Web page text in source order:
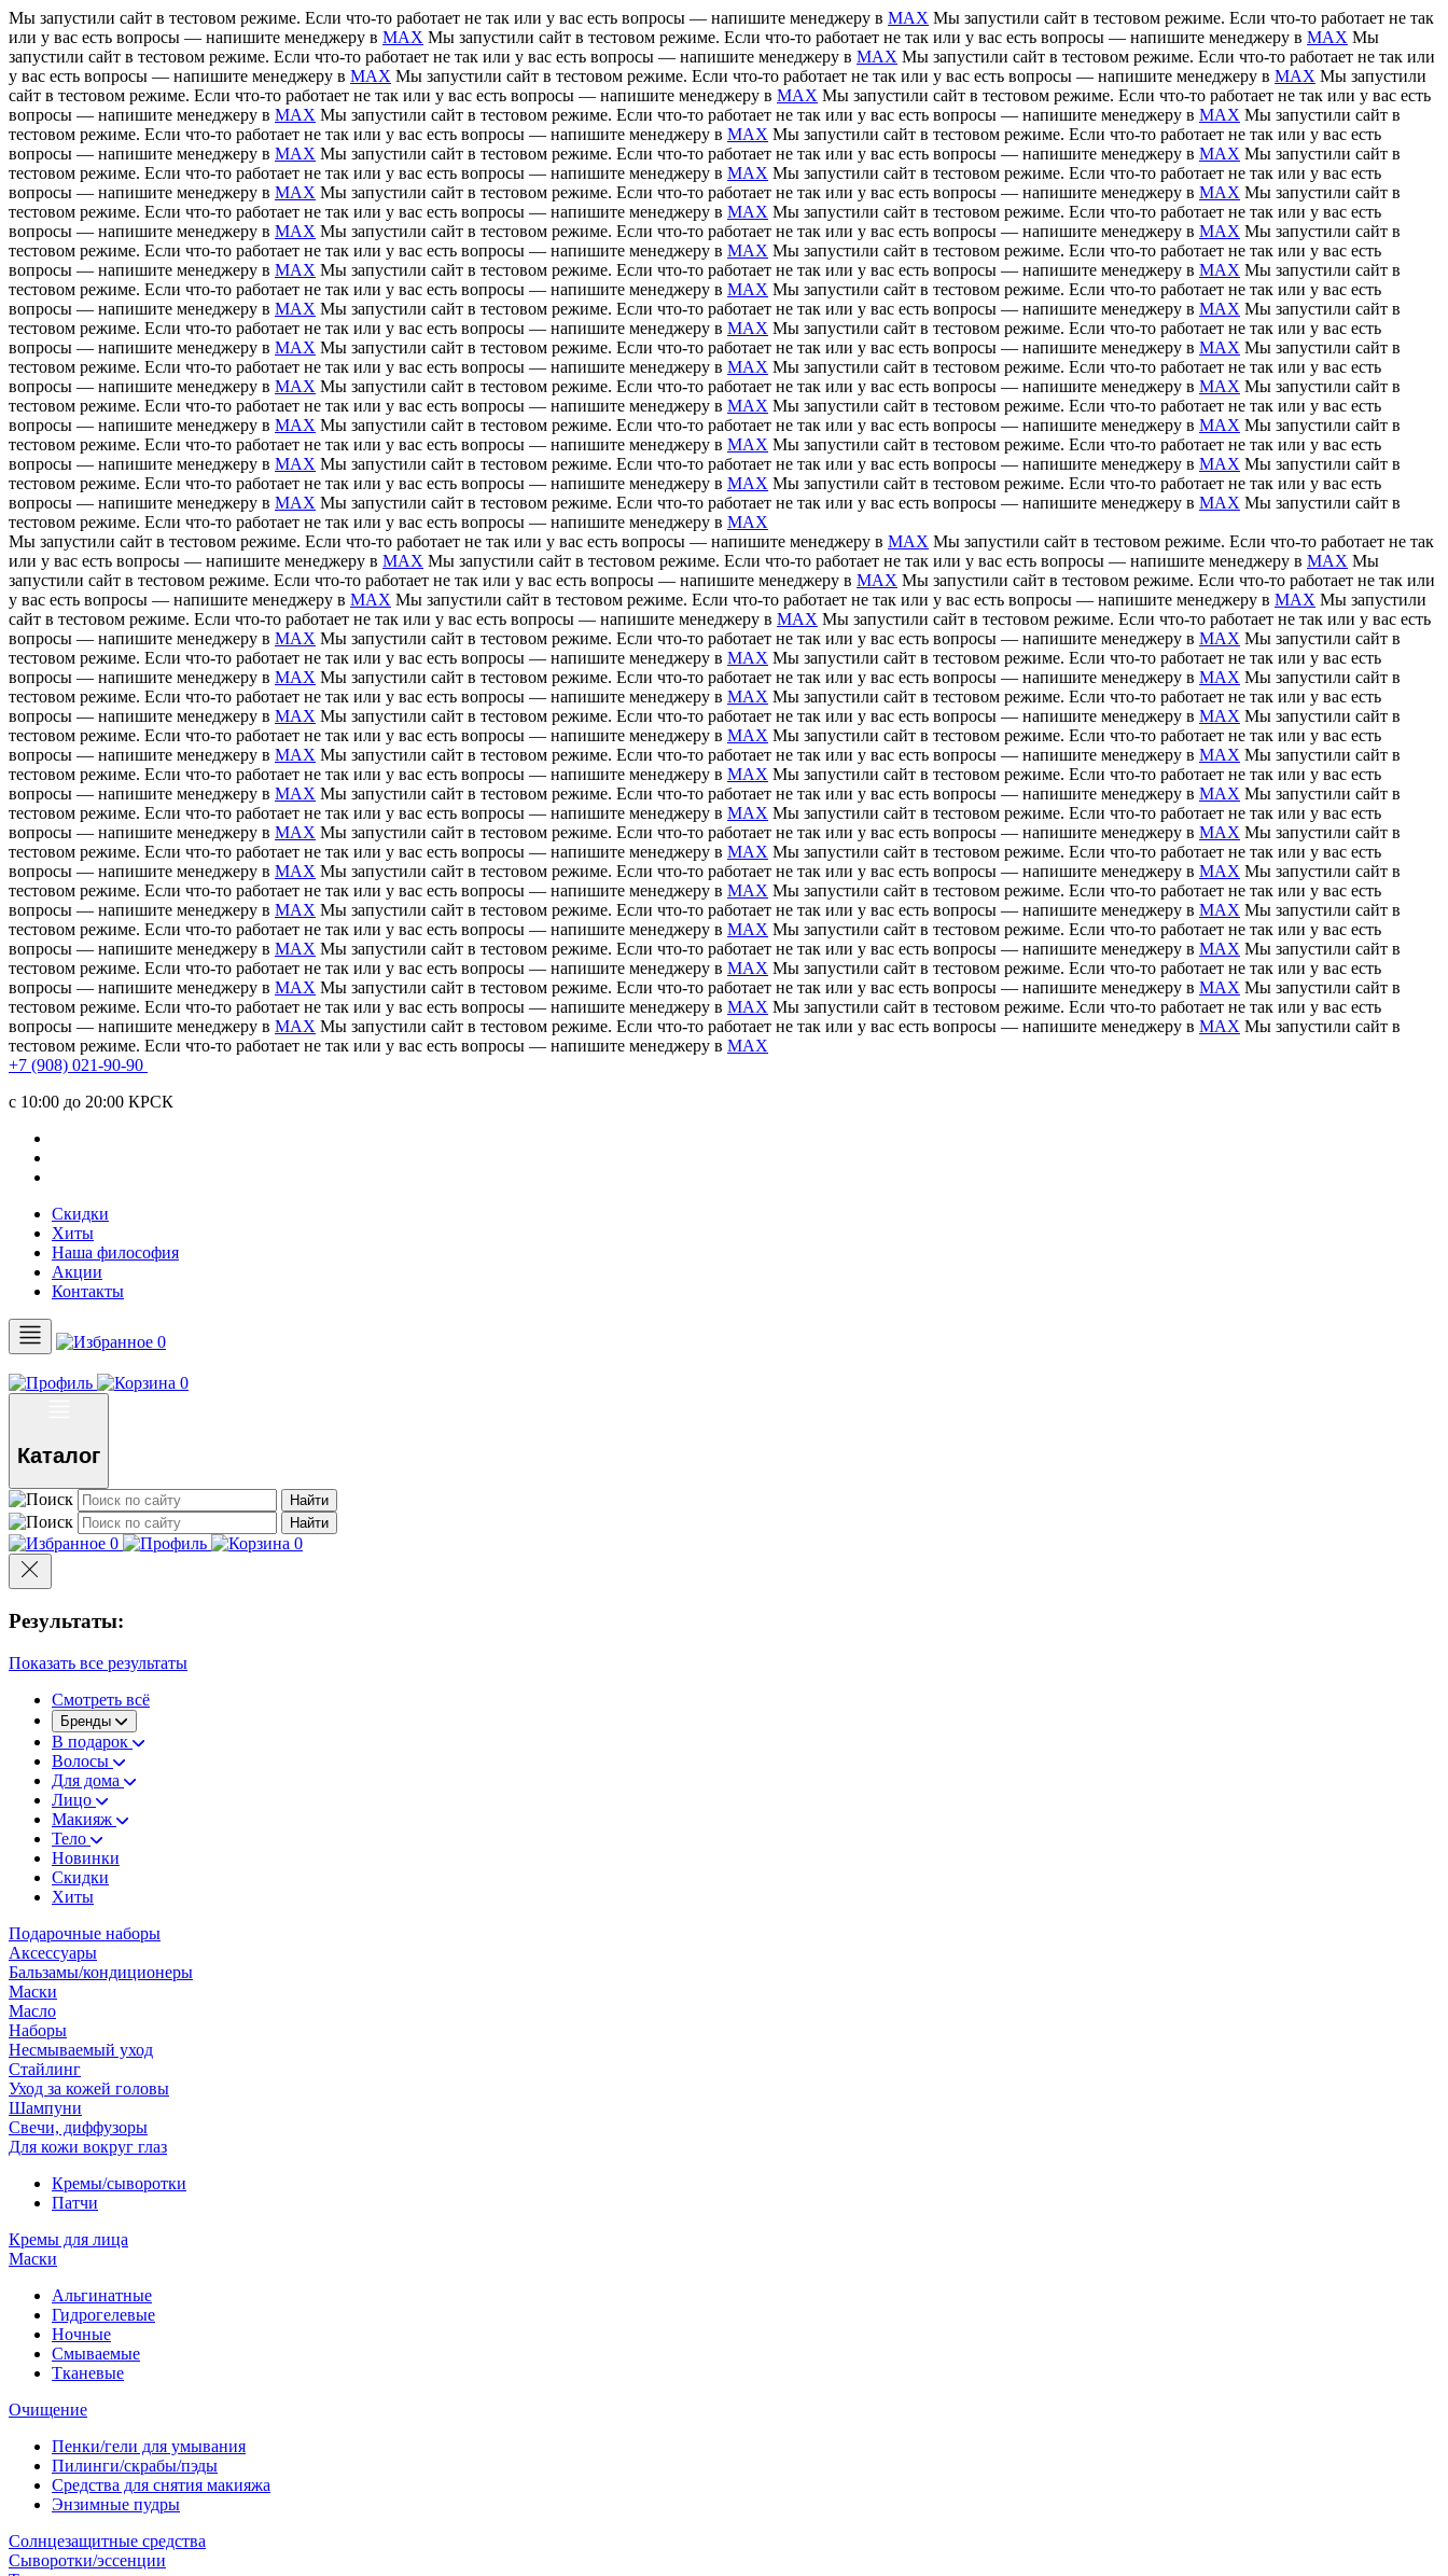
Мы запустили сайт в тестовом режиме. Если что-то работает не так или у вас есть вопросы — напишите менеджеру в MAX Мы запустили сайт в тестовом режиме. Если что-то работает не так
или у вас есть вопросы — напишите менеджеру в MAX Мы запустили сайт в тестовом режиме. Если что-то работает не так или у вас есть вопросы — напишите менеджеру в MAX Мы
запустили сайт в тестовом режиме. Если что-то работает не так или у вас есть вопросы — напишите менеджеру в MAX Мы запустили сайт в тестовом режиме. Если что-то работает не так или
у вас есть вопросы — напишите менеджеру в MAX Мы запустили сайт в тестовом режиме. Если что-то работает не так или у вас есть вопросы — напишите менеджеру в MAX Мы запустили
сайт в тестовом режиме. Если что-то работает не так или у вас есть вопросы — напишите менеджеру в MAX Мы запустили сайт в тестовом режиме. Если что-то работает не так или у вас есть
вопросы — напишите менеджеру в MAX Мы запустили сайт в тестовом режиме. Если что-то работает не так или у вас есть вопросы — напишите менеджеру в MAX Мы запустили сайт в
тестовом режиме. Если что-то работает не так или у вас есть вопросы — напишите менеджеру в MAX Мы запустили сайт в тестовом режиме. Если что-то работает не так или у вас есть
вопросы — напишите менеджеру в MAX Мы запустили сайт в тестовом режиме. Если что-то работает не так или у вас есть вопросы — напишите менеджеру в MAX Мы запустили сайт в
тестовом режиме. Если что-то работает не так или у вас есть вопросы — напишите менеджеру в MAX Мы запустили сайт в тестовом режиме. Если что-то работает не так или у вас есть
вопросы — напишите менеджеру в MAX Мы запустили сайт в тестовом режиме. Если что-то работает не так или у вас есть вопросы — напишите менеджеру в MAX Мы запустили сайт в
тестовом режиме. Если что-то работает не так или у вас есть вопросы — напишите менеджеру в MAX Мы запустили сайт в тестовом режиме. Если что-то работает не так или у вас есть
вопросы — напишите менеджеру в MAX Мы запустили сайт в тестовом режиме. Если что-то работает не так или у вас есть вопросы — напишите менеджеру в MAX Мы запустили сайт в
тестовом режиме. Если что-то работает не так или у вас есть вопросы — напишите менеджеру в MAX Мы запустили сайт в тестовом режиме. Если что-то работает не так или у вас есть
вопросы — напишите менеджеру в MAX Мы запустили сайт в тестовом режиме. Если что-то работает не так или у вас есть вопросы — напишите менеджеру в MAX Мы запустили сайт в
тестовом режиме. Если что-то работает не так или у вас есть вопросы — напишите менеджеру в MAX Мы запустили сайт в тестовом режиме. Если что-то работает не так или у вас есть
вопросы — напишите менеджеру в MAX Мы запустили сайт в тестовом режиме. Если что-то работает не так или у вас есть вопросы — напишите менеджеру в MAX Мы запустили сайт в
тестовом режиме. Если что-то работает не так или у вас есть вопросы — напишите менеджеру в MAX Мы запустили сайт в тестовом режиме. Если что-то работает не так или у вас есть
вопросы — напишите менеджеру в MAX Мы запустили сайт в тестовом режиме. Если что-то работает не так или у вас есть вопросы — напишите менеджеру в MAX Мы запустили сайт в
тестовом режиме. Если что-то работает не так или у вас есть вопросы — напишите менеджеру в MAX Мы запустили сайт в тестовом режиме. Если что-то работает не так или у вас есть
вопросы — напишите менеджеру в MAX Мы запустили сайт в тестовом режиме. Если что-то работает не так или у вас есть вопросы — напишите менеджеру в MAX Мы запустили сайт в
тестовом режиме. Если что-то работает не так или у вас есть вопросы — напишите менеджеру в MAX Мы запустили сайт в тестовом режиме. Если что-то работает не так или у вас есть
вопросы — напишите менеджеру в MAX Мы запустили сайт в тестовом режиме. Если что-то работает не так или у вас есть вопросы — напишите менеджеру в MAX Мы запустили сайт в
тестовом режиме. Если что-то работает не так или у вас есть вопросы — напишите менеджеру в MAX Мы запустили сайт в тестовом режиме. Если что-то работает не так или у вас есть
вопросы — напишите менеджеру в MAX Мы запустили сайт в тестовом режиме. Если что-то работает не так или у вас есть вопросы — напишите менеджеру в MAX Мы запустили сайт в
тестовом режиме. Если что-то работает не так или у вас есть вопросы — напишите менеджеру в MAX Мы запустили сайт в тестовом режиме. Если что-то работает не так или у вас есть
вопросы — напишите менеджеру в MAX Мы запустили сайт в тестовом режиме. Если что-то работает не так или у вас есть вопросы — напишите менеджеру в MAX Мы запустили сайт в
тестовом режиме. Если что-то работает не так или у вас есть вопросы — напишите менеджеру в MAX
Мы запустили сайт в тестовом режиме. Если что-то работает не так или у вас есть вопросы — напишите менеджеру в MAX Мы запустили сайт в тестовом режиме. Если что-то работает не так
или у вас есть вопросы — напишите менеджеру в MAX Мы запустили сайт в тестовом режиме. Если что-то работает не так или у вас есть вопросы — напишите менеджеру в MAX Мы
запустили сайт в тестовом режиме. Если что-то работает не так или у вас есть вопросы — напишите менеджеру в MAX Мы запустили сайт в тестовом режиме. Если что-то работает не так или
у вас есть вопросы — напишите менеджеру в MAX Мы запустили сайт в тестовом режиме. Если что-то работает не так или у вас есть вопросы — напишите менеджеру в MAX Мы запустили
сайт в тестовом режиме. Если что-то работает не так или у вас есть вопросы — напишите менеджеру в MAX Мы запустили сайт в тестовом режиме. Если что-то работает не так или у вас есть
вопросы — напишите менеджеру в MAX Мы запустили сайт в тестовом режиме. Если что-то работает не так или у вас есть вопросы — напишите менеджеру в MAX Мы запустили сайт в
тестовом режиме. Если что-то работает не так или у вас есть вопросы — напишите менеджеру в MAX Мы запустили сайт в тестовом режиме. Если что-то работает не так или у вас есть
вопросы — напишите менеджеру в MAX Мы запустили сайт в тестовом режиме. Если что-то работает не так или у вас есть вопросы — напишите менеджеру в MAX Мы запустили сайт в
тестовом режиме. Если что-то работает не так или у вас есть вопросы — напишите менеджеру в MAX Мы запустили сайт в тестовом режиме. Если что-то работает не так или у вас есть
вопросы — напишите менеджеру в MAX Мы запустили сайт в тестовом режиме. Если что-то работает не так или у вас есть вопросы — напишите менеджеру в MAX Мы запустили сайт в
тестовом режиме. Если что-то работает не так или у вас есть вопросы — напишите менеджеру в MAX Мы запустили сайт в тестовом режиме. Если что-то работает не так или у вас есть
вопросы — напишите менеджеру в MAX Мы запустили сайт в тестовом режиме. Если что-то работает не так или у вас есть вопросы — напишите менеджеру в MAX Мы запустили сайт в
тестовом режиме. Если что-то работает не так или у вас есть вопросы — напишите менеджеру в MAX Мы запустили сайт в тестовом режиме. Если что-то работает не так или у вас есть
вопросы — напишите менеджеру в MAX Мы запустили сайт в тестовом режиме. Если что-то работает не так или у вас есть вопросы — напишите менеджеру в MAX Мы запустили сайт в
тестовом режиме. Если что-то работает не так или у вас есть вопросы — напишите менеджеру в MAX Мы запустили сайт в тестовом режиме. Если что-то работает не так или у вас есть
вопросы — напишите менеджеру в MAX Мы запустили сайт в тестовом режиме. Если что-то работает не так или у вас есть вопросы — напишите менеджеру в MAX Мы запустили сайт в
тестовом режиме. Если что-то работает не так или у вас есть вопросы — напишите менеджеру в MAX Мы запустили сайт в тестовом режиме. Если что-то работает не так или у вас есть
вопросы — напишите менеджеру в MAX Мы запустили сайт в тестовом режиме. Если что-то работает не так или у вас есть вопросы — напишите менеджеру в MAX Мы запустили сайт в
тестовом режиме. Если что-то работает не так или у вас есть вопросы — напишите менеджеру в MAX Мы запустили сайт в тестовом режиме. Если что-то работает не так или у вас есть
вопросы — напишите менеджеру в MAX Мы запустили сайт в тестовом режиме. Если что-то работает не так или у вас есть вопросы — напишите менеджеру в MAX Мы запустили сайт в
тестовом режиме. Если что-то работает не так или у вас есть вопросы — напишите менеджеру в MAX Мы запустили сайт в тестовом режиме. Если что-то работает не так или у вас есть
вопросы — напишите менеджеру в MAX Мы запустили сайт в тестовом режиме. Если что-то работает не так или у вас есть вопросы — напишите менеджеру в MAX Мы запустили сайт в
тестовом режиме. Если что-то работает не так или у вас есть вопросы — напишите менеджеру в MAX Мы запустили сайт в тестовом режиме. Если что-то работает не так или у вас есть
вопросы — напишите менеджеру в MAX Мы запустили сайт в тестовом режиме. Если что-то работает не так или у вас есть вопросы — напишите менеджеру в MAX Мы запустили сайт в
тестовом режиме. Если что-то работает не так или у вас есть вопросы — напишите менеджеру в MAX Мы запустили сайт в тестовом режиме. Если что-то работает не так или у вас есть
вопросы — напишите менеджеру в MAX Мы запустили сайт в тестовом режиме. Если что-то работает не так или у вас есть вопросы — напишите менеджеру в MAX Мы запустили сайт в
тестовом режиме. Если что-то работает не так или у вас есть вопросы — напишите менеджеру в MAX
+7 (908) 021-90-90
c 10:00 до 20:00 КРСК
Скидки
Хиты
Наша философия
Акции
Контакты
0
0
Каталог
Найти
Найти
0 0
Результаты:
Показать все результаты
Смотреть всё
Бренды
В подарок
Волосы
Для дома
Лицо
Макияж
Тело
Новинки
Скидки
Хиты
Подарочные наборы
Аксессуары
Бальзамы/кондиционеры
Маски
Масло
Наборы
Несмываемый уход
Стайлинг
Уход за кожей головы
Шампуни
Свечи, диффузоры
Для кожи вокруг глаз
Кремы/сыворотки
Патчи
Кремы для лица
Маски
Альгинатные
Гидрогелевые
Ночные
Смываемые
Тканевые
Очищение
Пенки/гели для умывания
Пилинги/скрабы/пэды
Средства для снятия макияжа
Энзимные пудры
Солнцезащитные средства
Сыворотки/эссенции